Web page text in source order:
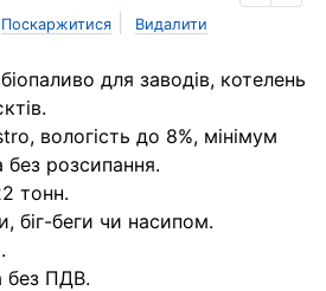
Поскаржитися Видалити
для заводів, котелень
вологість до 8%, мінімум
без розсипання.
тонн.
біг-беги чи насипом.
ПДВ.